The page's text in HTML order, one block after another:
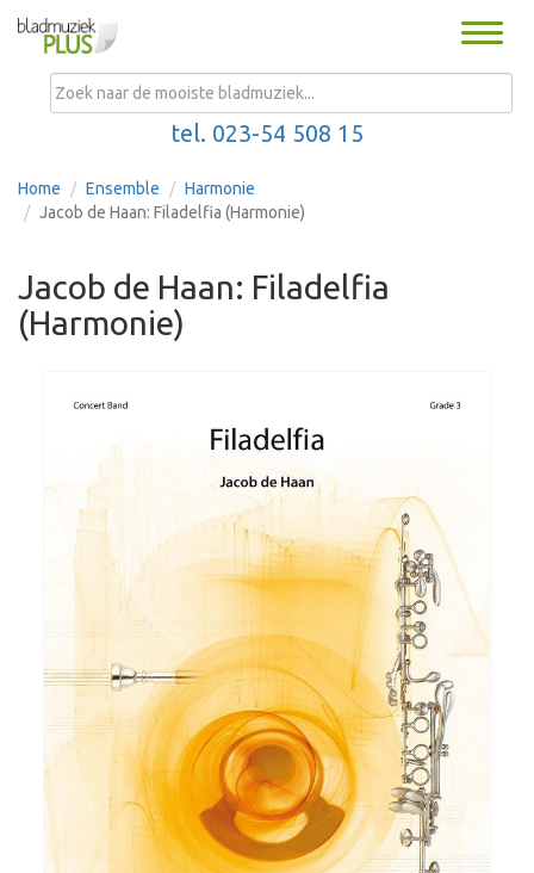
Toggle
tel. 023-54 508 15
MENU
Home Ensemble
Harmonie
Jacob de Haan: Filadelfia (Harmonie)
Jacob de Haan: Filadelfia
(Harmonie)